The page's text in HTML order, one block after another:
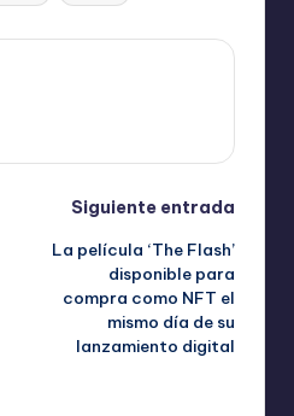
Siguiente entrada
La película ‘The Flash’
disponible para
compra como NFT el
mismo día de su
lanzamiento digital